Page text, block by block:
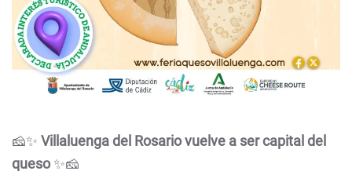
🧀✨ Villaluenga del Rosario vuelve a ser capital del
queso✨🧀